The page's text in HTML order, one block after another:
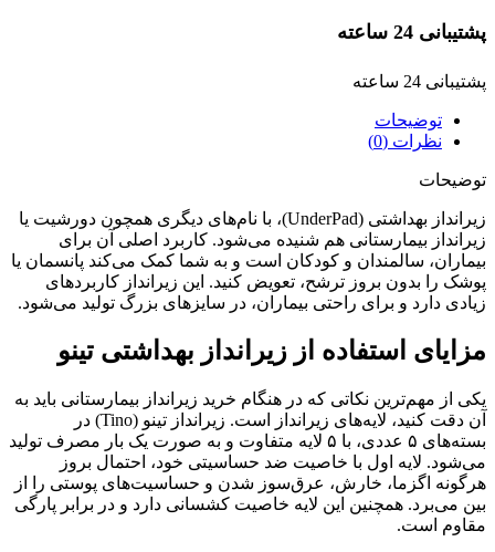
پشتیبانی 24 ساعته
پشتیبانی 24 ساعته
توضیحات
نظرات (0)
توضیحات
زیرانداز بهداشتی (UnderPad)، با نام‌های دیگری همچون دورشیت یا
زیرانداز بیمارستانی هم شنیده می‌شود. کاربرد اصلی آن برای
بیماران، سالمندان و کودکان است و به شما کمک می‌کند پانسمان یا
پوشک را بدون بروز ترشح، تعویض کنید. این زیرانداز کاربردهای
زیادی دارد و برای راحتی بیماران، در سایزهای بزرگ تولید می‌شود.
مزایای استفاده از زیرانداز بهداشتی تینو
یکی از مهم‌ترین نکاتی که در هنگام خرید زیرانداز بیمارستانی باید به
آن دقت کنید، لایه‌های زیرانداز است. زیرانداز تینو (Tino) در
بسته‌های ۵ عددی، با ۵ لایه متفاوت و به صورت یک بار مصرف تولید
می‌شود. لایه اول با خاصیت ضد حساسیتی خود، احتمال بروز
هرگونه اگزما، خارش، عرق‌سوز شدن و حساسیت‌های پوستی را از
بین می‌برد. همچنین این لایه خاصیت کشسانی دارد و در برابر پارگی
مقاوم است.